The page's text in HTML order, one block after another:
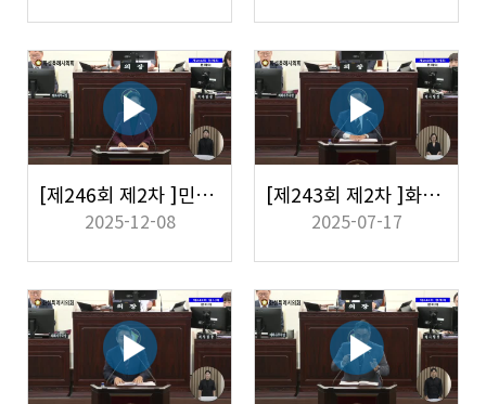
[제246회 제2차 ]민선 8기 출범 이후 급증한 1년 미만 잦은 전보 실태와 행정 전문성 약화 방지에 관하여
2025-12-08
[제243회 제2차 ]화성시 서남부권 지역균형발전을 위한 도로 인프라 확충과 집행촉구, 사유지 통행로 해결방안 및 관련 예산 배분의 형평성 제고, 서남부권 하수(분뇨)처리 개선 방안
2025-07-17